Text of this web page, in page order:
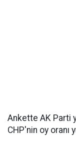
Ankette AK Parti
CHP'nin oy oranı